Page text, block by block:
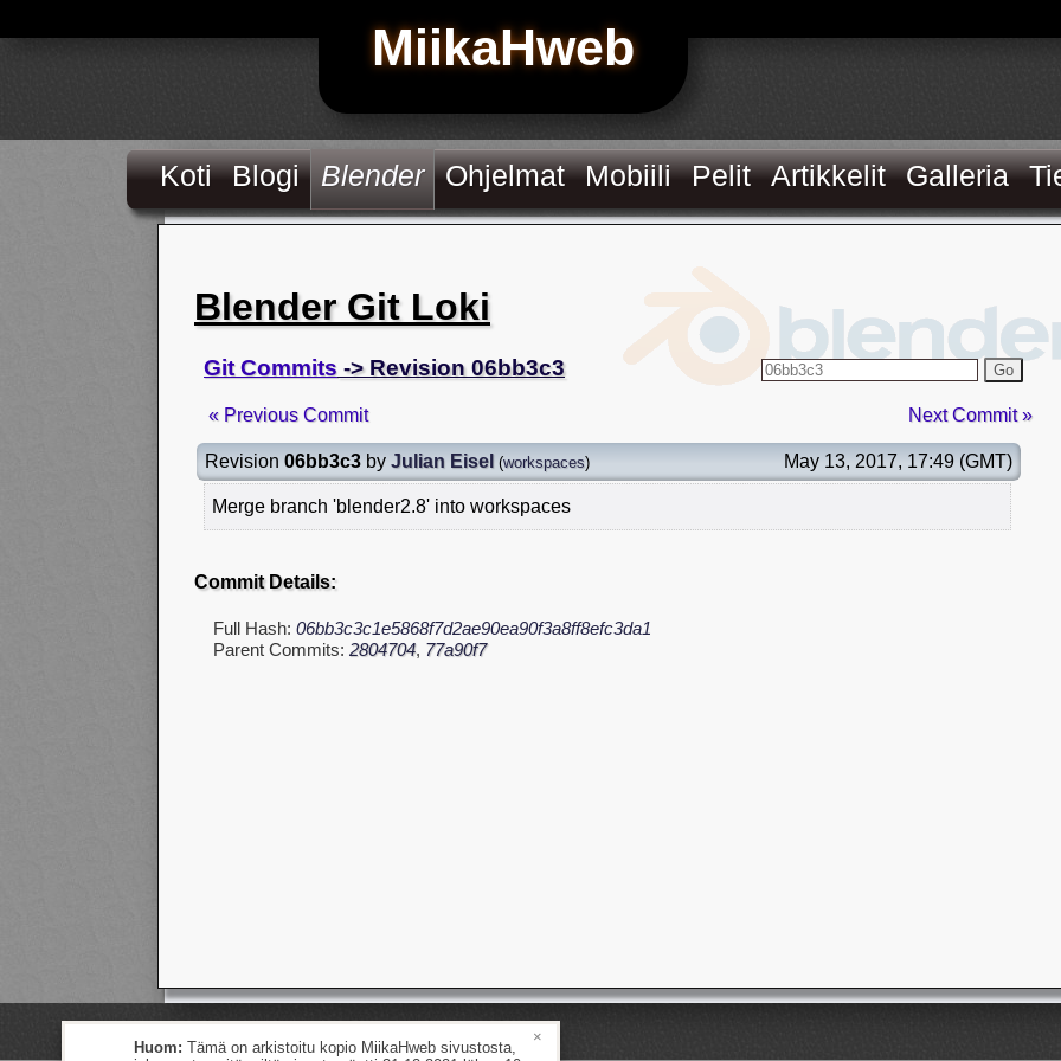
MiikaHweb
Koti Blogi Blender Ohjelmat Mobiili Pelit Artikkelit Galleria
Blender Git Loki
Git Commits -> Revision 06bb3c3 Go
« Previous Commit Next Commit »
Revision 06bb3c3 by Julian Eisel (workspaces) May 13, 2017, 17:49 (GMT)
Merge branch 'blender2.8' into workspaces
Commit Details:
Full Hash: 06bb3c3c1e5868f7d2ae90ea90f3a8ff8efc3da1
Parent Commits: 2804704, 77a90f7
Huom: Tämä on arkistoitu kopio MiikaHweb sivustosta,
×